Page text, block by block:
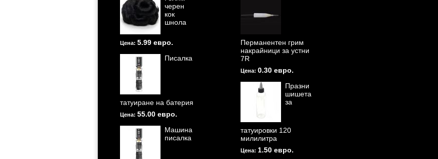
черен
кок
шнола
Цена: 5.99 евро.
Писалка
татуиране на батерия
Цена: 55.00 евро.
Машина
писалка
Перманентен грим
накрайници за устни
7R
Цена: 0.30 евро.
Празни
шишета
за
татуировки 120
милилитра
Цена: 1.50 евро.